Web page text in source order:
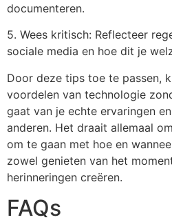
documenteren.
5. Wees kritisch: Reflecteer
sociale media en hoe dit je
Door deze tips toe te passen,
voordelen van technologie
gaat van je echte ervaringen
anderen. Het draait allemaal
om te gaan met hoe en
zowel genieten van het
herinneringen creëren.
FAQs